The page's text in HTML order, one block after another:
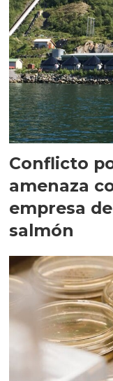
Conflicto
amenaza
empresa
salmón